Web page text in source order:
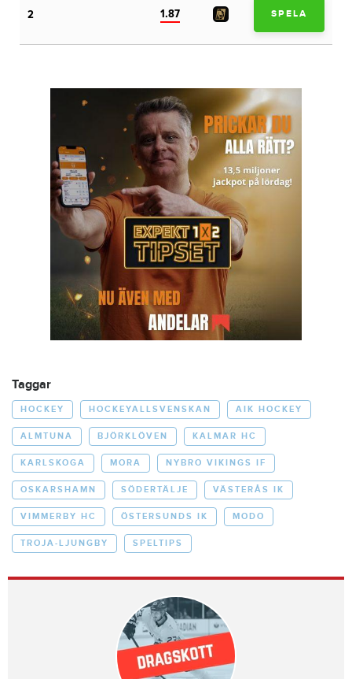
2 1.87 SPELA
Taggar
HOCKEY HOCKEYALLSVENSKAN AIK HOCKEY
ALMTUNA BJÖRKLÖVEN KALMAR HC
KARLSKOGA MORA NYBRO VIKINGS IF
OSKARSHAMN SÖDERTÄLJE VÄSTERÅS IK
VIMMERBY HC ÖSTERSUNDS IK MODO
TROJA-LJUNGBY SPELTIPS